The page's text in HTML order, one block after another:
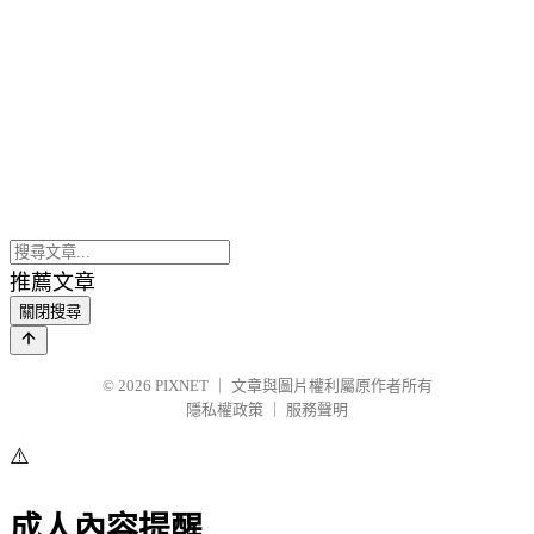
推薦文章
關閉搜尋
© 2026 PIXNET
文章與圖片權利屬原作者所有
隱私權政策
服務聲明
⚠️